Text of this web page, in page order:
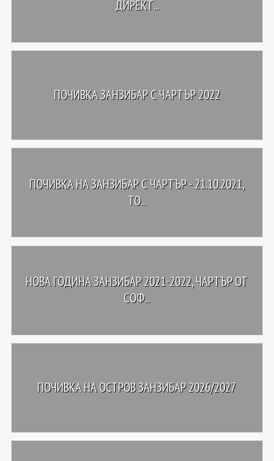
ДИРЕКТ...
ПОЧИВКА ЗАНЗИБАР С ЧАРТЪР 2022
ПОЧИВКА НА ЗАНЗИБАР С ЧАРТЪР - 21.10.2021,
ТО...
НОВА ГОДИНА ЗАНЗИБАР 2021-2022, ЧАРТЪР ОТ
СОФ...
ПОЧИВКА НА ОСТРОВ ЗАНЗИБАР 2026/2027